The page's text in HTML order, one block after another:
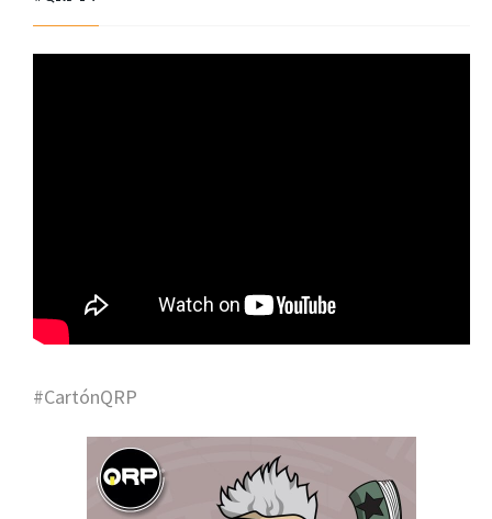
#CartónQRP